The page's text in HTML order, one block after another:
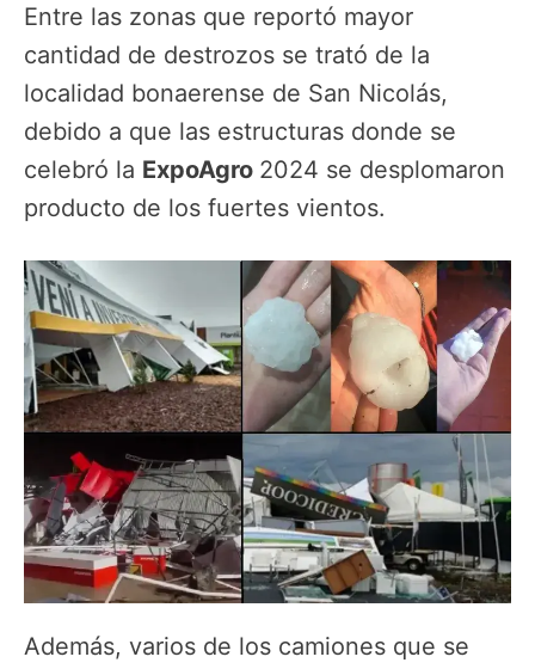
Entre las zonas que reportó mayor
cantidad de destrozos se trató de la
localidad bonaerense de San Nicolás,
debido a que las estructuras donde se
celebró la ExpoAgro 2024 se desplomaron
producto de los fuertes vientos.
Además, varios de los camiones que se